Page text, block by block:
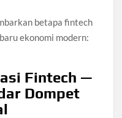
betapa fintech
ekonomi modern:
Fintech —
Dompet